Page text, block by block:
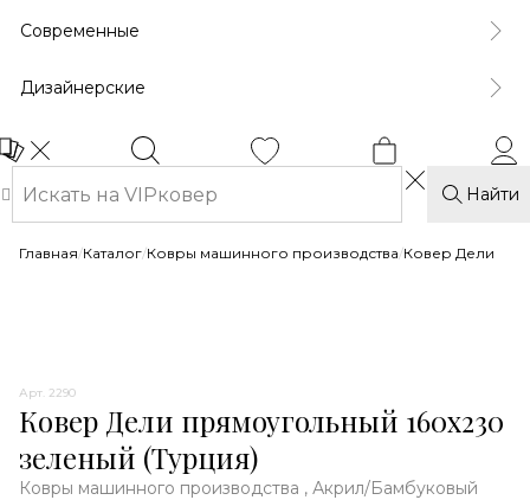
Современные
Дизайнерские
Найти
Главная/Каталог/Ковры машинного производства/Ковер Дели
Арт. 2290
Ковер Дели прямоугольный 160х230
зеленый (Турция)
Ковры машинного производства , Акрил/Бамбуковый